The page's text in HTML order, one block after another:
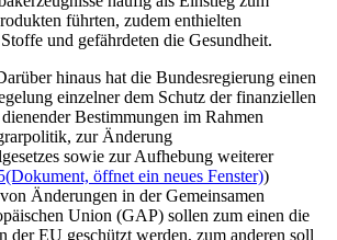
führten, zudem enthielten
und gefährdeten die Gesundheit.
hinaus hat die Bundesregierung einen
einzelner dem Schutz der finanziellen
Bestimmungen im Rahmen
zur Änderung
sowie zur Aufhebung weiterer
(Dokument, öffnet ein neues Fenster))
Änderungen in der Gemeinsamen
Union (GAP) sollen zum einen die
der EU geschützt werden, zum anderen soll